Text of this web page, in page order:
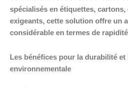
spécialisés en étiquettes,
exigeants, cette solution offre un
considérable en termes de
Les bénéfices pour la durabilité
environnementale